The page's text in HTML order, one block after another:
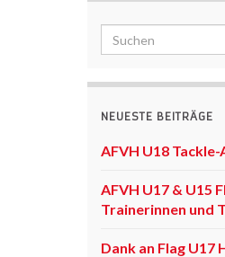
NEUESTE BEITRÄGE
AFVH U18
AFVH U17 & U15
Trainerinnen und
Dank an Flag U17